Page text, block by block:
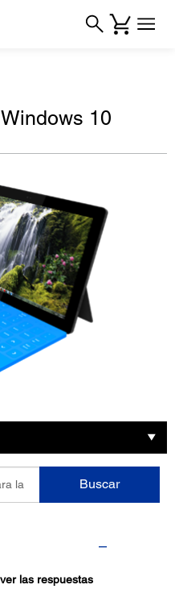
10
Buscar
las respuestas